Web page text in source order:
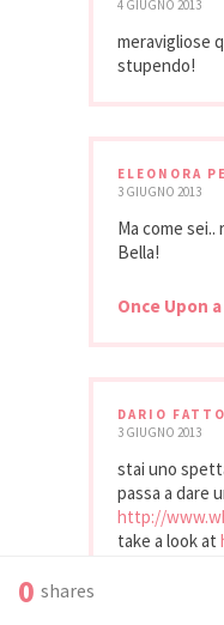
4 GIUGNO 2013
meravigliose
stupendo!
ELEONORA
3 GIUGNO 2013
Ma come
Bella!
Once Upon
DARIO
3 GIUGNO 2013
stai uno
passa a dare
http://
take a look at
0 shares